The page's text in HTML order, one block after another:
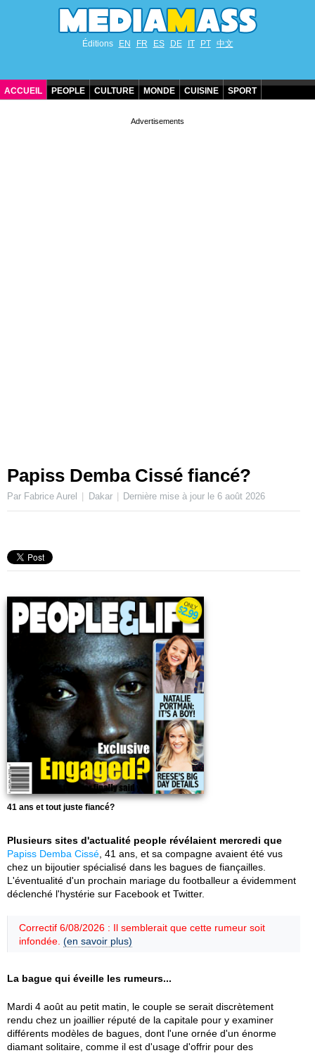
Éditions EN FR ES DE IT PT 中文
ACCUEIL PEOPLE CULTURE MONDE CUISINE SPORT
Papiss Demba Cissé fiancé?
Par Fabrice Aurel Dakar Dernière mise à jour le6 août 2026
41 ans et tout juste fiancé?
Plusieurs sites d'actualité people révélaient mercredi que
Papiss Demba Cissé , 41 ans, et sa compagne avaient été vus
chez un bijoutier spécialisé dans les bagues de fiançailles.
L'éventualité d'un prochain mariage du footballeur a évidemment
déclenché l'hystérie sur Facebook et Twitter.
Correctif 6/08/2026 : Il semblerait que cette rumeur soit
infondée. (en savoir plus)
La bague qui éveille les rumeurs...
Mardi 4 août au petit matin, le couple se serait discrètement
rendu chez un joaillier réputé de la capitale pour y examiner
différents modèles de bagues, dont l'une ornée d'un énorme
diamant solitaire, comme il est d'usage d'offrir pour des